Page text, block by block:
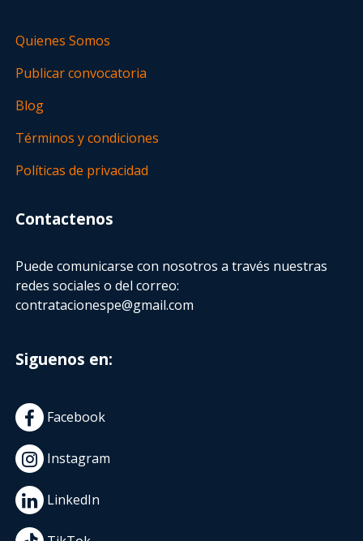
Quienes Somos
Publicar convocatoria
Blog
Términos y condiciones
Políticas de privacidad
Contactenos
Puede comunicarse con nosotros a través nuestras
redes sociales o del correo:
contratacionespe@gmail.com
Siguenos en:
Facebook
Instagram
LinkedIn